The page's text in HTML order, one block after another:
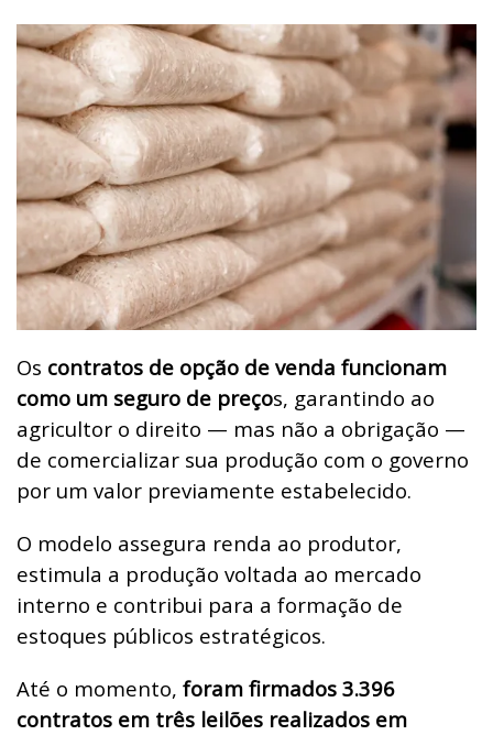
Os contratos de opção de venda funcionam
como um seguro de preços, garantindo ao
agricultor o direito — mas não a obrigação —
de comercializar sua produção com o governo
por um valor previamente estabelecido.
O modelo assegura renda ao produtor,
estimula a produção voltada ao mercado
interno e contribui para a formação de
estoques públicos estratégicos.
Até o momento, foram firmados 3.396
contratos em três leilões realizados em